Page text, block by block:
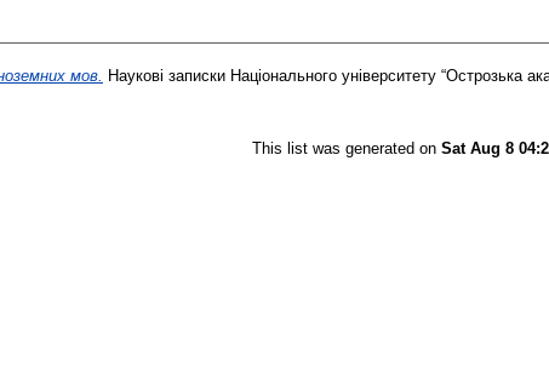
мов. Наукові записки Національного університету “Острозька
This list was generated on Sat Aug 8